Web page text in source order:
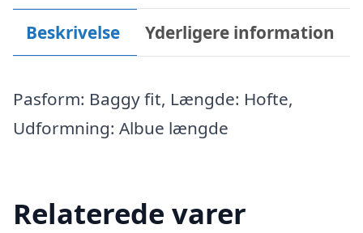
Beskrivelse Yderligere information
Pasform: Baggy fit, Længde: Hofte,
Udformning: Albue længde
Relaterede varer